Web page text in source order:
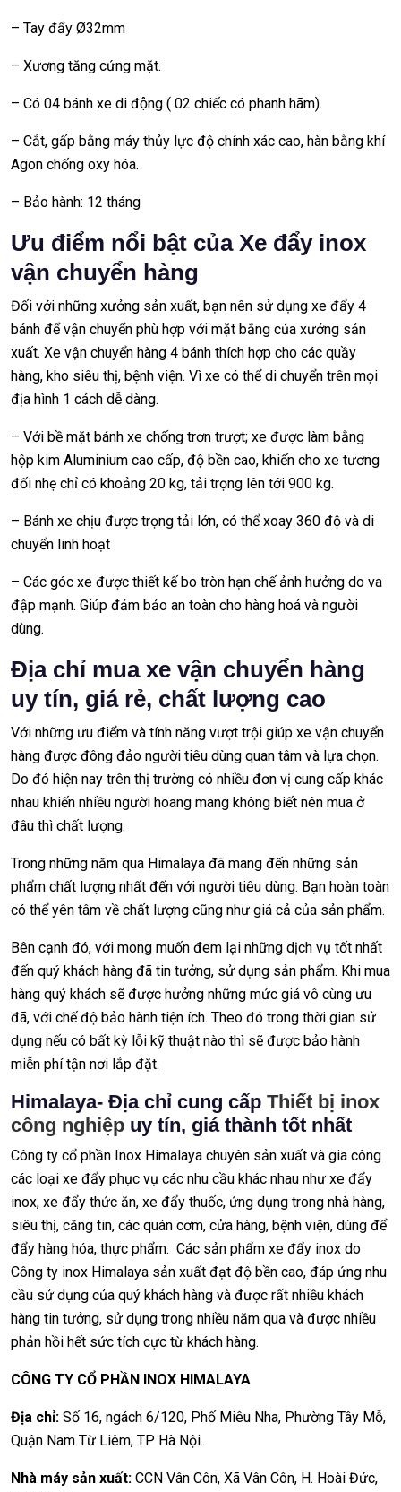
– Tay đẩy Ø32mm
– Xương tăng cứng mặt.
– Có 04 bánh xe di động ( 02 chiếc có phanh hãm).
– Cắt, gấp bằng máy thủy lực độ chính xác cao, hàn bằng khí
Agon chống oxy hóa.
– Bảo hành: 12 tháng
Ưu điểm nổi bật của Xe đẩy inox
vận chuyển hàng
Đối với những xưởng sản xuất, bạn nên sử dụng xe đẩy 4
bánh để vận chuyển phù hợp với mặt bằng của xưởng sản
xuất. Xe vận chuyển hàng 4 bánh thích hợp cho các quầy
hàng, kho siêu thị, bệnh viện. Vì xe có thể di chuyển trên mọi
địa hình 1 cách dễ dàng.
– Với bề mặt bánh xe chống trơn trượt; xe được làm bằng
hộp kim Aluminium cao cấp, độ bền cao, khiến cho xe tương
đối nhẹ chỉ có khoảng 20 kg, tải trọng lên tới 900 kg.
– Bánh xe chịu được trọng tải lớn, có thể xoay 360 độ và di
chuyển linh hoạt
– Các góc xe được thiết kế bo tròn hạn chế ảnh hưởng do va
đập mạnh. Giúp đảm bảo an toàn cho hàng hoá và người
dùng.
Địa chỉ mua xe vận chuyển hàng
uy tín, giá rẻ, chất lượng cao
Với những ưu điểm và tính năng vượt trội giúp xe vận chuyển
hàng được đông đảo người tiêu dùng quan tâm và lựa chọn.
Do đó hiện nay trên thị trường có nhiều đơn vị cung cấp khác
nhau khiến nhiều người hoang mang không biết nên mua ở
đâu thì chất lượng.
Trong những năm qua Himalaya đã mang đến những sản
phẩm chất lượng nhất đến với người tiêu dùng. Bạn hoàn toàn
có thể yên tâm về chất lượng cũng như giá cả của sản phẩm.
Bên cạnh đó, với mong muốn đem lại những dịch vụ tốt nhất
đến quý khách hàng đã tin tưởng, sử dụng sản phẩm. Khi mua
hàng quý khách sẽ được hưởng những mức giá vô cùng ưu
đã, với chế độ bảo hành tiện ích. Theo đó trong thời gian sử
dụng nếu có bất kỳ lỗi kỹ thuật nào thì sẽ được bảo hành
miễn phí tận nơi lắp đặt.
Himalaya- Địa chỉ cung cấp Thiết bị inox
công nghiệp uy tín, giá thành tốt nhất
Công ty cổ phần Inox Himalaya chuyên sản xuất và gia công
các loại xe đẩy phục vụ các nhu cầu khác nhau như xe đẩy
inox, xe đẩy thức ăn, xe đẩy thuốc, ứng dụng trong nhà hàng,
siêu thị, căng tin, các quán cơm, cửa hàng, bệnh viện, dùng để
đẩy hàng hóa, thực phẩm. Các sản phẩm xe đẩy inox do
Công ty inox Himalaya sản xuất đạt độ bền cao, đáp ứng nhu
cầu sử dụng của quý khách hàng và được rất nhiều khách
hàng tin tưởng, sử dụng trong nhiều năm qua và được nhiều
phản hồi hết sức tích cực từ khách hàng.
CÔNG TY CỔ PHẦN INOX HIMALAYA
Địa chỉ: Số 16, ngách 6/120, Phố Miêu Nha, Phường Tây Mỗ,
Quận Nam Từ Liêm, TP Hà Nội.
Nhà máy sản xuất: CCN Vân Côn, Xã Vân Côn, H. Hoài Đức,